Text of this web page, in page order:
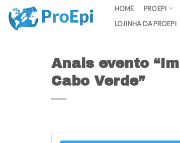
content
HOME PROEPI
LOJINHA DA PROEPI
Anais evento
Cabo Verde”